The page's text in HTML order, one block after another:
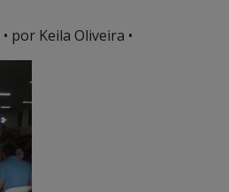
• por Keila Oliveira •